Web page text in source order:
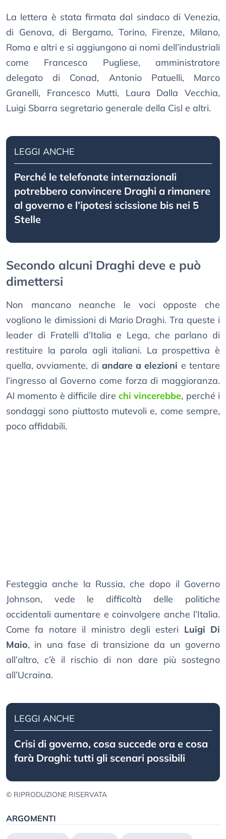
La lettera è stata firmata dal sindaco di Venezia,
di Genova, di Bergamo, Torino, Firenze, Milano,
Roma e altri e si aggiungono ai nomi dell’industriali
come Francesco Pugliese, amministratore
delegato di Conad, Antonio Patuelli, Marco
Granelli, Francesco Mutti, Laura Dalla Vecchia,
Luigi Sbarra segretario generale della Cisl e altri.
LEGGI ANCHE
Perché le telefonate internazionali
potrebbero convincere Draghi a rimanere
al governo e l’ipotesi scissione bis nei 5
Stelle
Secondo alcuni Draghi deve e può
dimettersi
Non mancano neanche le voci opposte che
vogliono le dimissioni di Mario Draghi. Tra queste i
leader di Fratelli d’Italia e Lega, che parlano di
restituire la parola agli italiani. La prospettiva è
quella, ovviamente, di andare a elezioni e tentare
l’ingresso al Governo come forza di maggioranza.
Al momento è difficile dire chi vincerebbe, perché i
sondaggi sono piuttosto mutevoli e, come sempre,
poco affidabili.
Festeggia anche la Russia, che dopo il Governo
Johnson, vede le difficoltà delle politiche
occidentali aumentare e coinvolgere anche l’Italia.
Come fa notare il ministro degli esteri Luigi Di
Maio, in una fase di transizione da un governo
all’altro, c’è il rischio di non dare più sostegno
all’Ucraina.
LEGGI ANCHE
Crisi di governo, cosa succede ora e cosa
farà Draghi: tutti gli scenari possibili
© RIPRODUZIONE RISERVATA
ARGOMENTI